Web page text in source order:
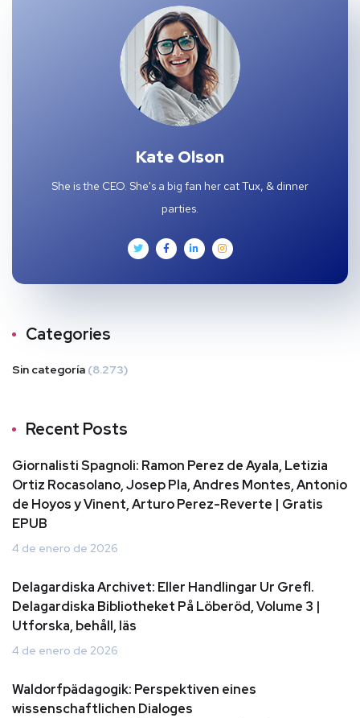
Kate Olson
She is the CEO. She's a big fan her cat Tux, & dinner
parties.
Categories
Sin categoría (8.273)
Recent Posts
Giornalisti Spagnoli: Ramon Perez de Ayala, Letizia
Ortiz Rocasolano, Josep Pla, Andres Montes, Antonio
de Hoyos y Vinent, Arturo Perez-Reverte | Gratis
EPUB
4 de enero de 2026
Delagardiska Archivet: Eller Handlingar Ur Grefl.
Delagardiska Bibliotheket På Löberöd, Volume 3 |
Utforska, behåll, läs
4 de enero de 2026
Waldorfpädagogik: Perspektiven eines
wissenschaftlichen Dialoges